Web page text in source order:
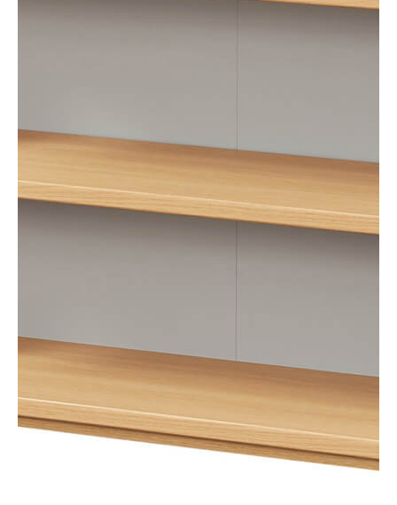
タイプ
オープンラック
シリーズ
耐荷重
【天板】10kg